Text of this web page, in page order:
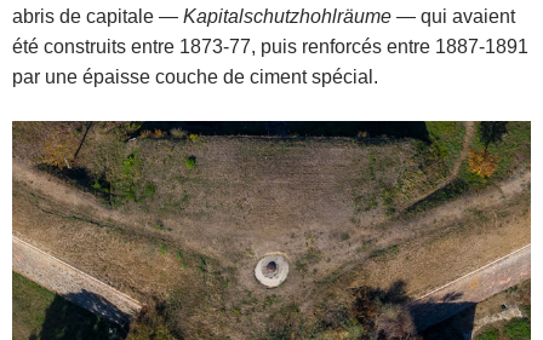
abris de capitale — Kapitalschutzhohlräume — qui avaient
été construits entre 1873-77, puis renforcés entre 1887-1891
par une épaisse couche de ciment spécial.